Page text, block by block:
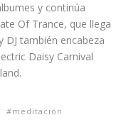
y continúa
Of Trance, que llega
DJ también encabeza
Daisy Carnival
meditación